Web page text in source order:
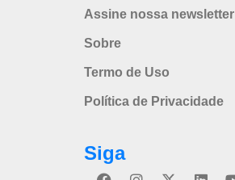
Assine nossa newsletter
Sobre
Termo de Uso
Política de Privacidade
Siga